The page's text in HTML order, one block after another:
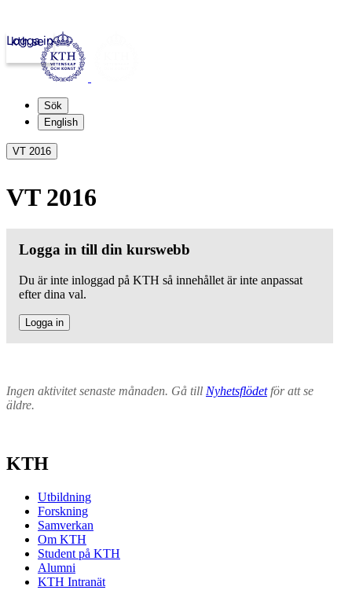
kth.se
Logga in
Sök
English
VT 2016
VT 2016
Logga in till din kurswebb
Du är inte inloggad på KTH så innehållet är inte anpassat
efter dina val.
Logga in
Ingen aktivitet senaste månaden. Gå till Nyhetsflödetför att se
äldre.
KTH
Utbildning
Forskning
Samverkan
Om KTH
Student på KTH
Alumni
KTH Intranät